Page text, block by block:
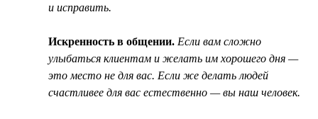
и исправить.
Искренность в общении. Если вам сложно
улыбаться клиентам и желать им хорошего дня —
это место не для вас. Если же делать людей
счастливее для вас естественно — вы наш человек.